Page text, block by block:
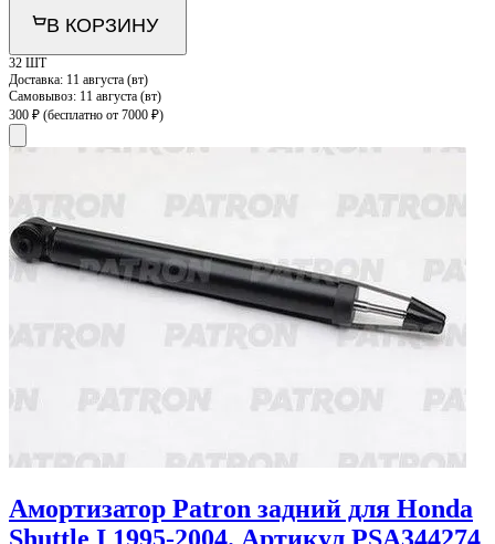
В КОРЗИНУ
32 ШТ
Доставка: 11 августа (вт)
Самовывоз: 11 августа (вт)
300 ₽ (бесплатно от 7000 ₽)
Амортизатор Patron задний для Honda